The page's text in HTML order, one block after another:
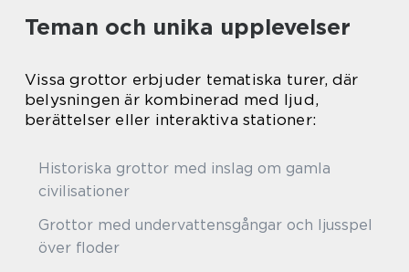
Teman och unika upplevelser
Vissa grottor erbjuder tematiska turer, där
belysningen är kombinerad med ljud,
berättelser eller interaktiva stationer:
Historiska grottor med inslag om gamla
civilisationer
Grottor med undervattensgångar och ljusspel
över floder